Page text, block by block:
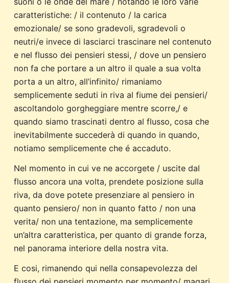
caratteristiche: / il contenuto / la carica
emozionale/ se sono gradevoli, sgradevoli o
neutri/e invece di lasciarci trascinare nel contenuto
e nel flusso dei pensieri stessi, / dove un pensiero
non fa che portare a un altro il quale a sua volta
porta a un altro, all’infinito/ rimaniamo
semplicemente seduti in riva al fiume dei pensieri/
ascoltandolo gorgheggiare mentre scorre,/ e
quando siamo trascinati dentro al flusso, cosa che
inevitabilmente succederà di quando in quando,
notiamo semplicemente che é accaduto.
Nel momento in cui ve ne accorgete / uscite dal
flusso ancora una volta, prendete posizione sulla
riva, da dove potete presenziare al pensiero in
quanto pensiero/ non in quanto fatto / non una
verita/ non una tentazione, ma semplicemente
un’altra caratteristica, per quanto di grande forza,
nel panorama interiore della nostra vita.
E cosi, rimanendo qui nella consapevolezza del